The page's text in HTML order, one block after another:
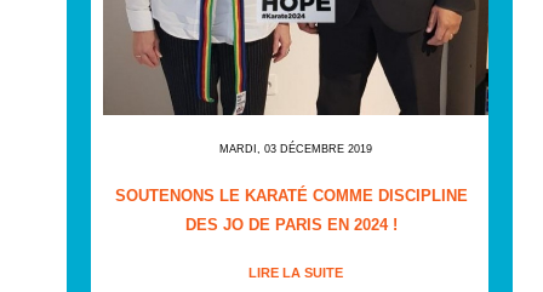
MARDI, 03 DÉCEMBRE 2019
SOUTENONS LE KARATÉ COMME DISCIPLINE
DES JO DE PARIS EN 2024 !
LIRE LA SUITE